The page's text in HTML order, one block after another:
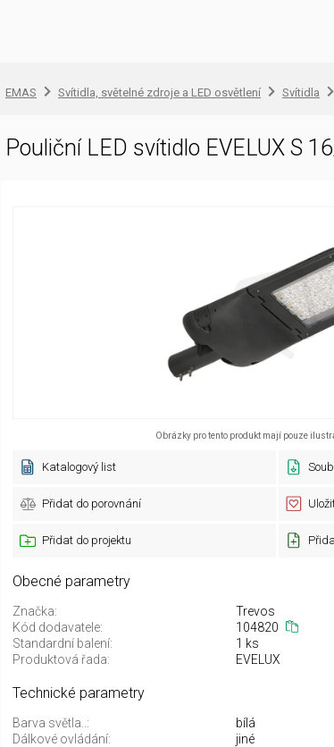
EMAS Svítidla, světelné zdroje a LED osvětlení Svítidla
Pouliční LED svítidlo EVELUX S
Obrázky pro tento produkt mají pouze
Katalogový list
Přidat do porovnání
Přidat do projektu
Obecné parametry
Značka: Trevos
Kód dodavatele:
104820
Standardní balení:
1 ks
Produktová řada:
EVELUX
Technické parametry
Barva světla..: bílá
Dálkové ovládání:
jiné